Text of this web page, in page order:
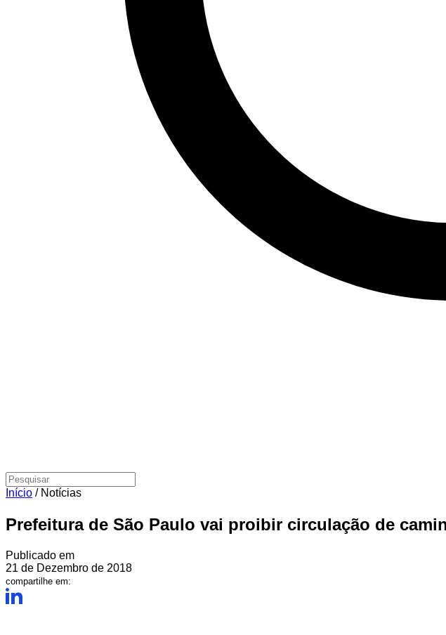
Início / Notícias
Prefeitura de São Paulo vai proibir circulação de
Publicado em
21 de Dezembro de 2018
compartilhe em: